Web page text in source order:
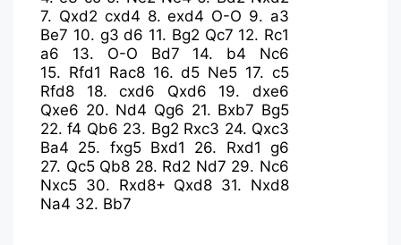
7. Qxd2 cxd4 8.exd4 O-O 9. a3
Be7 10. g3 d6 11. Bg2 Qc7 12. Rc1
a6
13. O-O Bd7 14. b4
Nc6
15. Rfd1 Rac8 16.d5 Ne5 17.c5
Rfd8
18.cxd6 Qxd6 19.dxe6
Qxe6 20. Nd4 Qg6 21. Bxb7 Bg5
22.f4 Qb6 23. Bg2 Rxc3 24. Qxc3
Ba4 25. fxg5 Bxd1 26. Rxd1
g6
27. Qc5 Qb8 28. Rd2 Nd7 29. Nc6
Nxc5 30. Rxd8+ Qxd8 31. Nxd8
Na4 32. Bb7